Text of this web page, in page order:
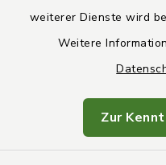
weiterer Dienste wird
Weitere
Zur